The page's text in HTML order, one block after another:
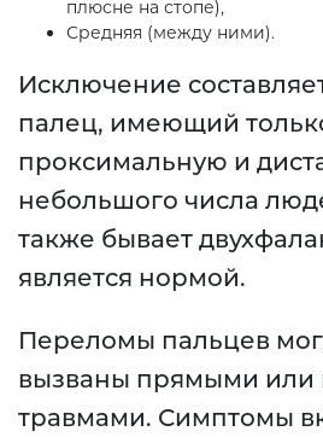
плюсне на стопе),
Средняя (между ними).
Исключение
палец, имеющий
проксимальную и
небольшого числа
также бывает
является нормой.
Переломы пальцев
вызваны прямыми или
травмами. Симптомы